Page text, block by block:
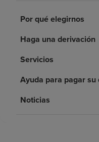
Pacientes y cuidadores
Acerca de nosotros
Por qué elegirnos
Haga una derivación
Servicios
Ayuda para pagar su
Noticias